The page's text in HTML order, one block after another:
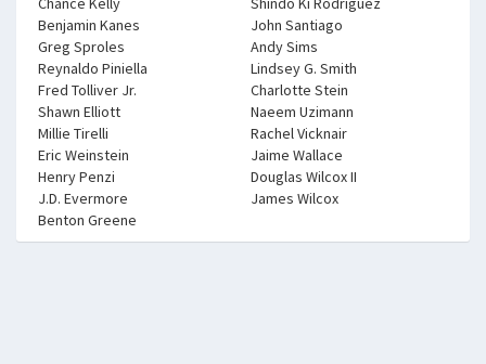
Benjamin Kanes
Greg Sproles
Reynaldo Piniella
Fred Tolliver Jr.
Shawn Elliott
Millie Tirelli
Eric Weinstein
Henry Penzi
J.D. Evermore
Benton Greene
John Santiago
Andy Sims
Lindsey G. Smith
Charlotte Stein
Naeem Uzimann
Rachel Vicknair
Jaime Wallace
Douglas Wilcox II
James Wilcox